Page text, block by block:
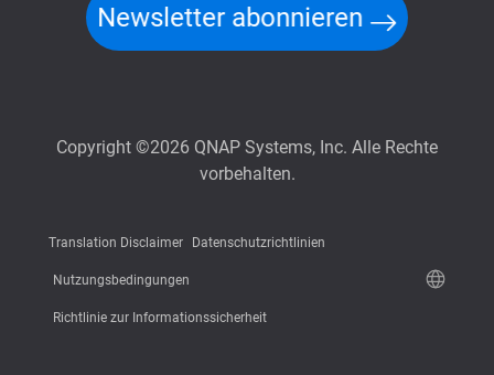
Newsletter abonnieren
Copyright ©2026 QNAP Systems, Inc. Alle Rechte
vorbehalten.
Translation Disclaimer Datenschutzrichtlinien
Nutzungsbedingungen
Richtlinie zur Informationssicherheit